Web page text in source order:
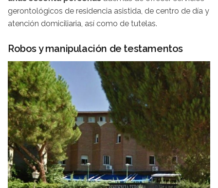
gerontológicos de residencia asistida, de centro de día y
atención domiciliaria, así como de tutelas.
Robos y manipulación de testamentos